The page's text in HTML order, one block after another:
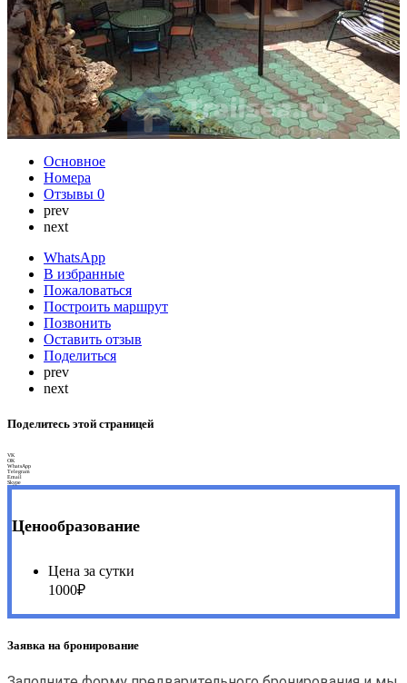
Основное
Номера
Отзывы 0
prev
next
WhatsApp
В избранные
Пожаловаться
Построить маршрут
Позвонить
Оставить отзыв
Поделиться
prev
next
Поделитесь этой страницей
VK
OK
WhatsApp
Telegram
Email
Skype
Ценообразование
Цена за сутки
1000₽
Заявка на бронирование